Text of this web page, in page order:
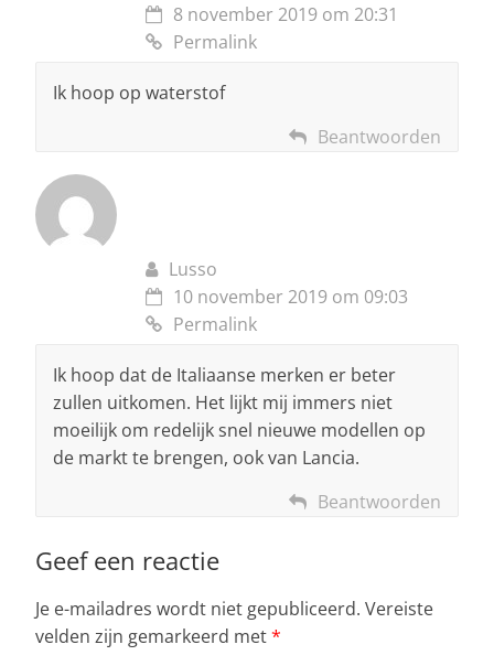
8 november 2019 om 20:31
Permalink
Ik hoop op waterstof
Beantwoorden
Lusso
10 november 2019 om 09:03
Permalink
Ik hoop dat de Italiaanse merken er beter
zullen uitkomen. Het lijkt mij immers niet
moeilijk om redelijk snel nieuwe modellen op
de markt te brengen, ook van Lancia.
Beantwoorden
Geef een reactie
Je e-mailadres wordt niet gepubliceerd. Vereiste
velden zijn gemarkeerd met*